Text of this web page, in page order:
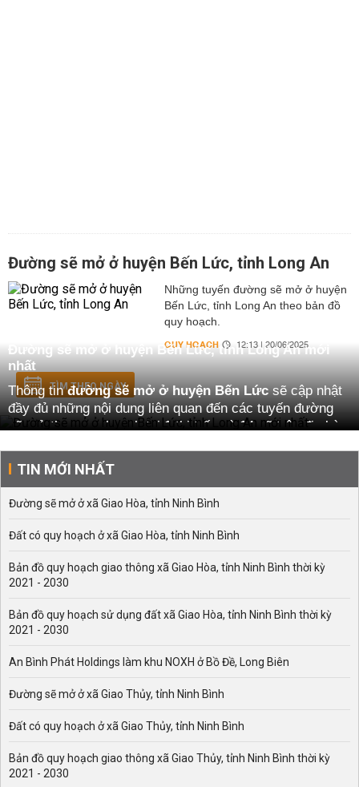
Đường sẽ mở ở huyện Bến Lức, tỉnh Long An
Những tuyến đường sẽ mở ở huyện
Bến Lức, tỉnh Long An theo bản đồ
quy hoạch.
QUY HOẠCH 12:13 | 20/06/2025
TÌM THEO NGÀY
Đường sẽ mở ở huyện Bến Lức, tỉnh Long An mới
nhất
Thông tinđường sẽ mở ở huyện Bến Lứcsẽ cập nhật
đầy đủ những nội dung liên quan đến các tuyến đường
sẽ mở theo quy hoạch tại 1 thị trấn và 14 xã trên địa bàn
Thông tin đường sẽ mở theo quy hoạch ở huyện Bến
Lức
Theo đó, tại 1 thị trấn là: Đường sẽ mở ở thị trấn Bến
Lức.
Đức, Long Hiệp, Lương Bình, Lương Hòa, Mỹ Yên, Nhựt
Chánh, Phước Lợi, Tân Bửu, Tân Hòa, Thạnh Đức,
Thạnh Hoà, Thạnh Lợi, Thanh Phú.
Bên cạnh đó, đường sẽ mở theo quy hoạch ở huyện Bến
đây:
- Tổng số tuyến đường sẽ mở trên địa bàn huyện Bến
- Hình ảnh huyện Bến Lức trên bản đồ Google vệ tinh.
- Sơ đồ tuyến đường sẽ mở theo quy hoạch ở huyện Bến
Lức.
TIN MỚI NHẤT
Đường sẽ mở ở xã Giao Hòa, tỉnh Ninh Bình
Đất có quy hoạch ở xã Giao Hòa, tỉnh Ninh Bình
Bản đồ quy hoạch giao thông xã Giao Hòa, tỉnh Ninh Bình thời kỳ
2021 - 2030
Bản đồ quy hoạch sử dụng đất xã Giao Hòa, tỉnh Ninh Bình thời kỳ
2021 - 2030
An Bình Phát Holdings làm khu NOXH ở Bồ Đề, Long Biên
Đường sẽ mở ở xã Giao Thủy, tỉnh Ninh Bình
Đất có quy hoạch ở xã Giao Thủy, tỉnh Ninh Bình
Bản đồ quy hoạch giao thông xã Giao Thủy, tỉnh Ninh Bình thời kỳ
2021 - 2030